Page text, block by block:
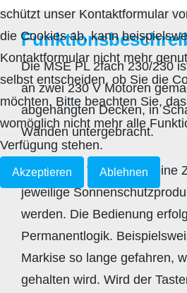
Die MSE PL 2fach 230/230
an zwei 230 V Motoren
abgehängten Decken, in
Wänden untergebracht.
Über einen Taster oder eine
jeweilige
werden. Die Bedienung
Permanentlogik.
Markise so lange gefahren,
gehalten wird. Wird der
schützt unser Kontaktformular
die Cookies ab, kann
Kontaktformular nicht mehr
selbst entscheiden, ob Sie die
möchten. Bitte beachten Sie,
womöglich nicht mehr alle
Verfügung stehen.
Akzeptieren Ablehnen